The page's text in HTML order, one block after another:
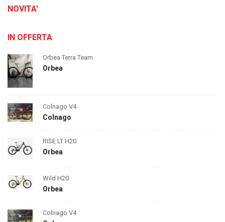
NOVITA'
IN OFFERTA
Orbea Terra Team
Orbea
Colnago V4
Colnago
RISE LT H20
Orbea
Wild H20
Orbea
Colnago V4